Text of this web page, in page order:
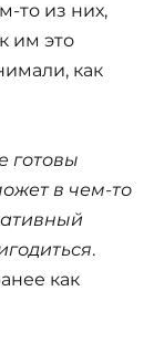
то из них,
им это
как
готовы
в чем-то
.
как